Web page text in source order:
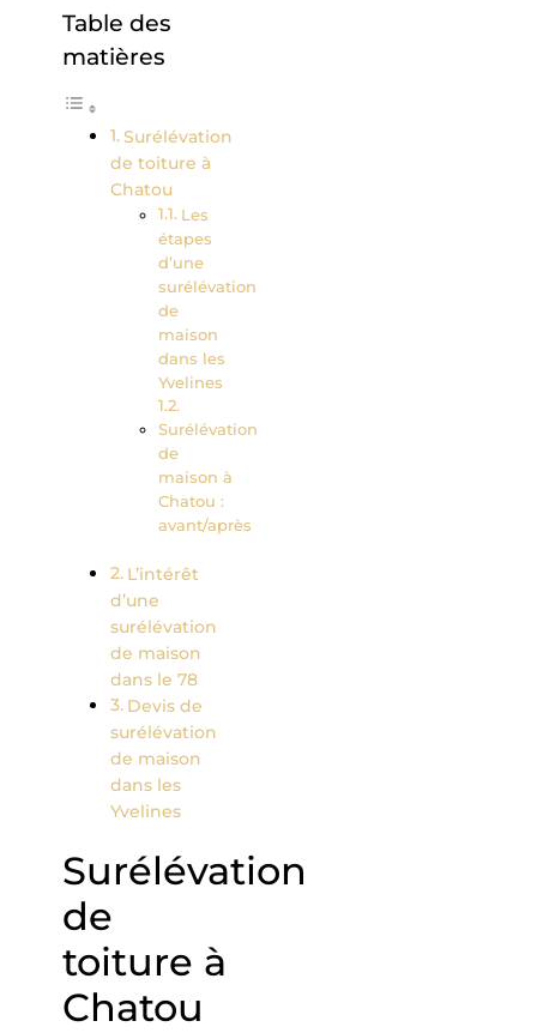
Table des
matières
Surélévation
de toiture à
Chatou
Les
étapes
d’une
surélévation
de
maison
dans les
Yvelines
Surélévation
de
maison à
Chatou :
avant/après
L’intérêt
d’une
surélévation
de maison
dans le 78
Devis de
surélévation
de maison
dans les
Yvelines
Surélévation
de
toiture à
Chatou